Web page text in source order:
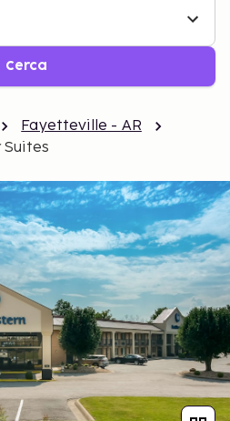
Cerca
Fayetteville - AR